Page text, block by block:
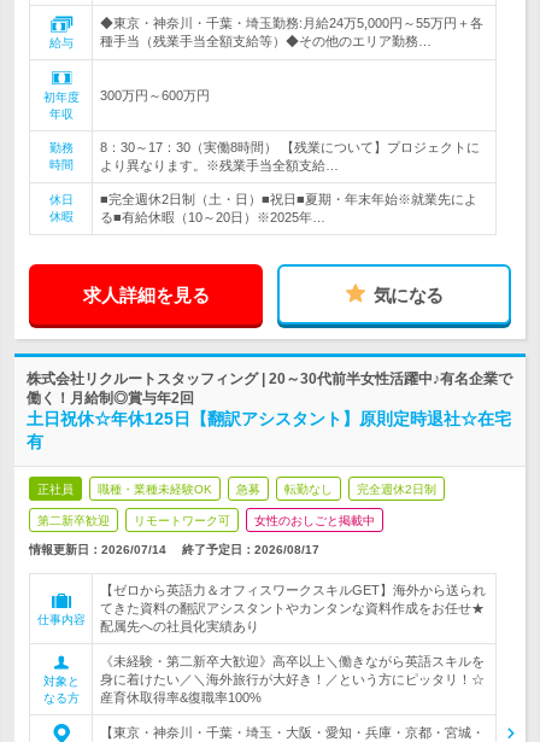
給与
◆東京・神奈川・千葉・埼玉勤務:月給24万5,000円～55万円＋各
種手当（残業手当全額支給等）◆その他のエリア勤務…
初年度
年収
300万円～600万円
勤務
時間
8：30～17：30（実働8時間） 【残業について】プロジェクトに
より異なります。※残業手当全額支給…
休日
休暇
■完全週休2日制（土・日）■祝日■夏期・年末年始※就業先によ
る■有給休暇（10～20日）※2025年…
求人詳細を見る 気になる
株式会社リクルートスタッフィング | 20～30代前半女性活躍中♪有名企業で
働く！月給制◎賞与年2回
土日祝休☆年休125日【翻訳アシスタント】原則定時退社☆在宅
有
正社員 職種・業種未経験OK 急募 転勤なし 完全週休2日制
第二新卒歓迎 リモートワーク可 女性のおしごと掲載中
情報更新日：2026/07/14 終了予定日： 2026/08/17
仕事内容
【ゼロから英語力＆オフィスワークスキルGET】海外から送られ
てきた資料の翻訳アシスタントやカンタンな資料作成をお任せ★
配属先への社員化実績あり
対象と
なる方
《未経験・第二新卒大歓迎》高卒以上＼働きながら英語スキルを
身に着けたい／＼海外旅行が大好き！／という方にピッタリ！☆
産育休取得率&復職率100%
【東京・神奈川・千葉・埼玉・大阪・愛知・兵庫・京都・宮城・